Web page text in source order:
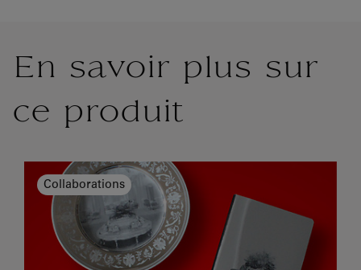
En savoir plus sur
ce produit
Collaborations